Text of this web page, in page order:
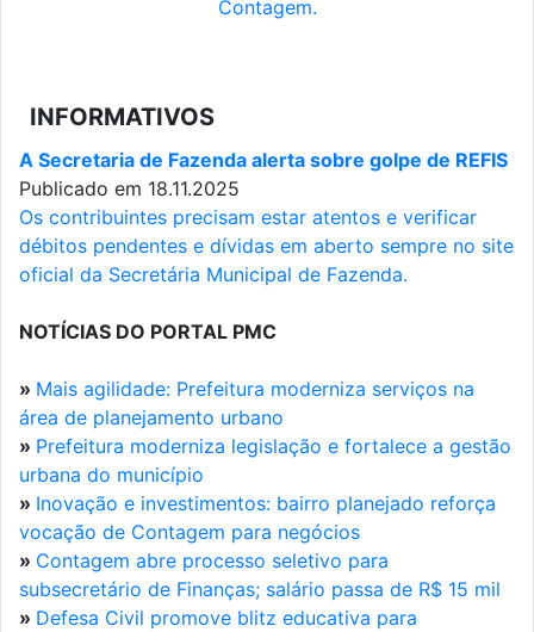
Contagem.
INFORMATIVOS
A Secretaria de Fazenda alerta sobre golpe de REFIS
Publicado em 18.11.2025
Os contribuintes precisam estar atentos e verificar
débitos pendentes e dívidas em aberto sempre no site
oficial da Secretária Municipal de Fazenda.
NOTÍCIAS DO PORTAL PMC
» Mais agilidade: Prefeitura moderniza serviços na
área de planejamento urbano
» Prefeitura moderniza legislação e fortalece a gestão
urbana do município
» Inovação e investimentos: bairro planejado reforça
vocação de Contagem para negócios
» Contagem abre processo seletivo para
subsecretário de Finanças; salário passa de R$ 15 mil
» Defesa Civil promove blitz educativa para